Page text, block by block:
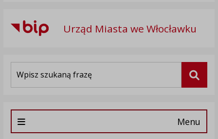
Urząd Miasta we Włocławku
Menu